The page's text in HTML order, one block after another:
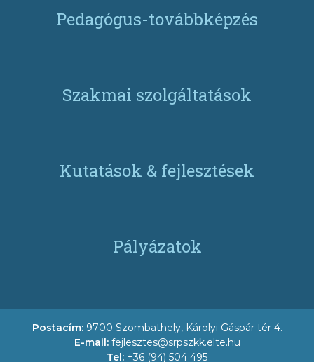
Pedagógus-továbbképzés
Szakmai szolgáltatások
Kutatások & fejlesztések
Pályázatok
Postacím: 9700 Szombathely, Károlyi Gáspár tér 4.
E-mail: fejlesztes@srpszkk.elte.hu
Tel: +36 (94) 504 495